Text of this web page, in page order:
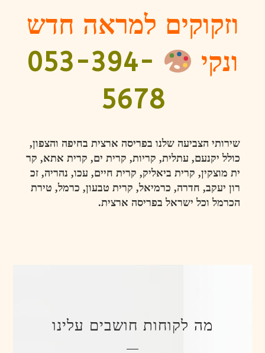
וזקוקים למראה חדש
ונקי
053-394-
5678
שירותי הצביעה שלנו בפריסה ארצית בחיפה והצפון,
כולל יקנעם, עתלית, קריות, קרית ים, קרית אתא, קר
ית מוצקין, קרית ביאליק, קרית חיים, עכו, נהריה,זכ
רון יעקב, חדרה, כרמיאל, קרית טבעון, כרמל, טירת
הכרמל וכל ישראל בפריסה ארצית.
מה לקוחות חושבים עלינו